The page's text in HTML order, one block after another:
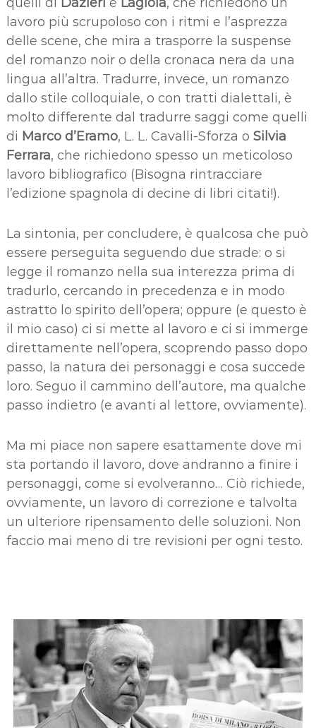
lavoro più scrupoloso con i ritmi e l’asprezza
delle scene, che mira a trasporre la suspense
del romanzo noir o della cronaca nera da una
lingua all’altra. Tradurre, invece, un romanzo
dallo stile colloquiale, o con tratti dialettali, è
molto differente dal tradurre saggi come quelli
di Marco d’Eramo, L. L. Cavalli-Sforza o Silvia
Ferrara, che richiedono spesso un meticoloso
lavoro bibliografico (Bisogna rintracciare
l’edizione spagnola di decine di libri citati!).
La sintonia, per concludere, è qualcosa che può
essere perseguita seguendo due strade: o si
legge il romanzo nella sua interezza prima di
tradurlo, cercando in precedenza e in modo
astratto lo spirito dell’opera; oppure (e questo è
il mio caso) ci si mette al lavoro e ci si immerge
direttamente nell’opera, scoprendo passo dopo
passo, la natura dei personaggi e cosa succede
loro. Seguo il cammino dell’autore, ma qualche
passo indietro (e avanti al lettore, ovviamente).
Ma mi piace non sapere esattamente dove mi
sta portando il lavoro, dove andranno a finire i
personaggi, come si evolveranno… Ciò richiede,
ovviamente, un lavoro di correzione e talvolta
un ulteriore ripensamento delle soluzioni. Non
faccio mai meno di tre revisioni per ogni testo.